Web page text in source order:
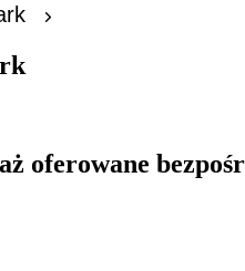
oferowane